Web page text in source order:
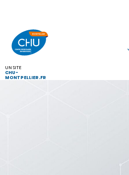
UN SITE
CHU-
MONTPELLIER.FR